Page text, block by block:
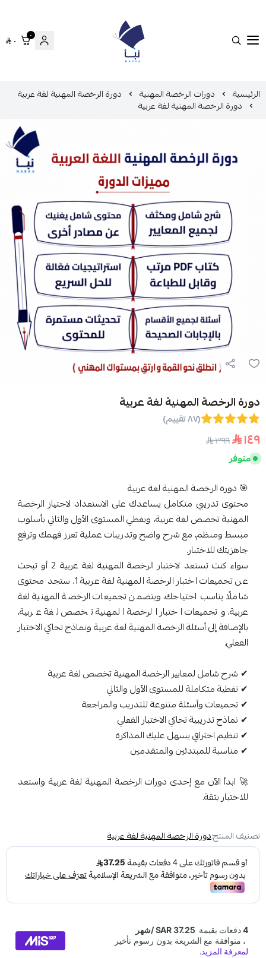
منصة نبأ
٠ ٠
الرئيسية دورات الرخصة المهنية دورة الرخصة المهنية لغة عربية
دورة الرخصة المهنية لغة عربية
دورة الرخصة المهنية لغة عربية
(٨٧ تقييم)
١٤٩
٣٩٩
متوفر
🎯 دورة الرخصة المهنية لغة عربية
محتوى تدريبي متكامل يساعدك على الاستعداد لاجتياز الرخصة
المهنية تخصص لغة عربية، ويغطي المستوى الأول والثاني بأسلوب
مبسط ومنظم، مع شرح واضح وتدريبات عملية تعزز فهمك وترفع
جاهزيتك للاختبار.
سواء كنت تستعد لاختبار الرخصة المهنية لغة عربية 2 أو تبحث
عن تجميعات اختبار الرخصة المهنية لغة عربية 1، ستجد محتوى
شاملًا يناسب احتياجك، ويتضمن تجميعات الرخصة المهنية لغة
عربية، وتجميعات اختبار الرخصة المهنية تخصص لغة عربية،
بالإضافة إلى أسئلة الرخصة المهنية لغة عربية ونماذج تحاكي الاختبار
الفعلي.
✔ شرح شامل لمعايير الرخصة المهنية تخصص لغة عربية
✔ تغطية متكاملة للمستوى الأول والثاني
✔ تجميعات وأسئلة متنوعة للتدريب والمراجعة
✔ نماذج تدريبية تحاكي الاختبار الفعلي
✔ تنظيم احترافي يسهل عليك المذاكرة
✔ مناسبة للمبتدئين والمتقدمين
🚀 ابدأ الآن مع إحدى دورات الرخصة المهنية لغة عربية واستعد
للاختبار بثقة.
تصنيف المنتج:دورة الرخصة المهنية لغة عربية